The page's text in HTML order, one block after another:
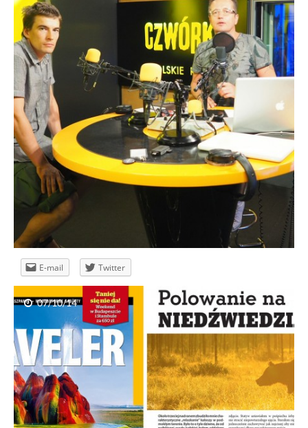
E-mail Twitter
Polowanie na niedźwiedzia
07/10/14
Fotopułapki